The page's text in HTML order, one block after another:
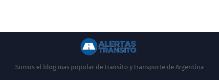
Somos el blog mas popular de transito y transporte de Argentina